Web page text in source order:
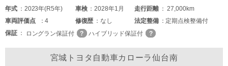
年式 2023年(R5年) 車検 2028年1月 走行距離
27,000km
車両評価点 4 修復歴 なし 法定整備
定期点検整備付
保証
ロングラン保証付 ハイブリッド保証付
宮城トヨタ自動車カローラ仙台南